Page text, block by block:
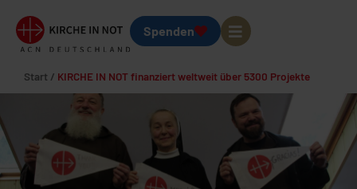
Spenden
Start / KIRCHE IN NOT finanziert weltweit über 5300 Projekte